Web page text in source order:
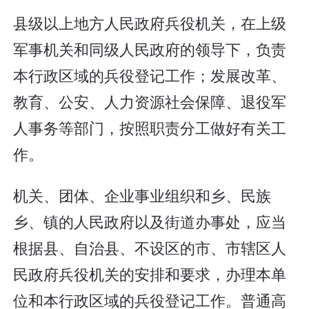
县级以上地方人民政府兵役机关，在上级
军事机关和同级人民政府的领导下，负责
本行政区域的兵役登记工作；发展改革、
教育、公安、人力资源社会保障、退役军
人事务等部门，按照职责分工做好有关工
作。
机关、团体、企业事业组织和乡、民族
乡、镇的人民政府以及街道办事处，应当
根据县、自治县、不设区的市、市辖区人
民政府兵役机关的安排和要求，办理本单
位和本行政区域的兵役登记工作。普通高